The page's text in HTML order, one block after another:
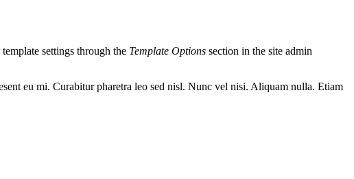
settings through the Template Options section in the site admin
eu mi. Curabitur pharetra leo sed nisl. Nunc vel nisi. Aliquam nulla. Etiam